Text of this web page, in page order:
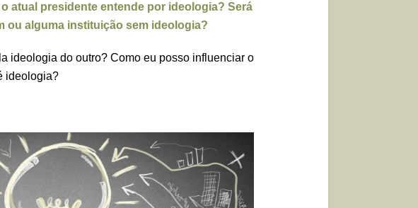
o atual presidente entende por ideologia? Será
ou alguma instituição sem ideologia?
ideologia do outro? Como eu posso influenciar o
ideologia?